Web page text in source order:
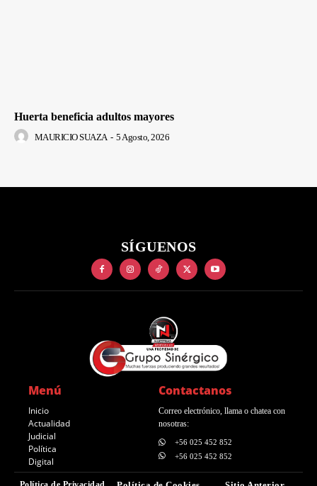
Huerta beneficia adultos mayores
MAURICIO SUAZA - 5 Agosto, 2026
SÍGUENOS
Menú
Inicio
Actualidad
Judicial
Política
Digital
Contactanos
Correo electrónico, llama o chatea con
nosotras:
+56 025 452 852
+56 025 452 852